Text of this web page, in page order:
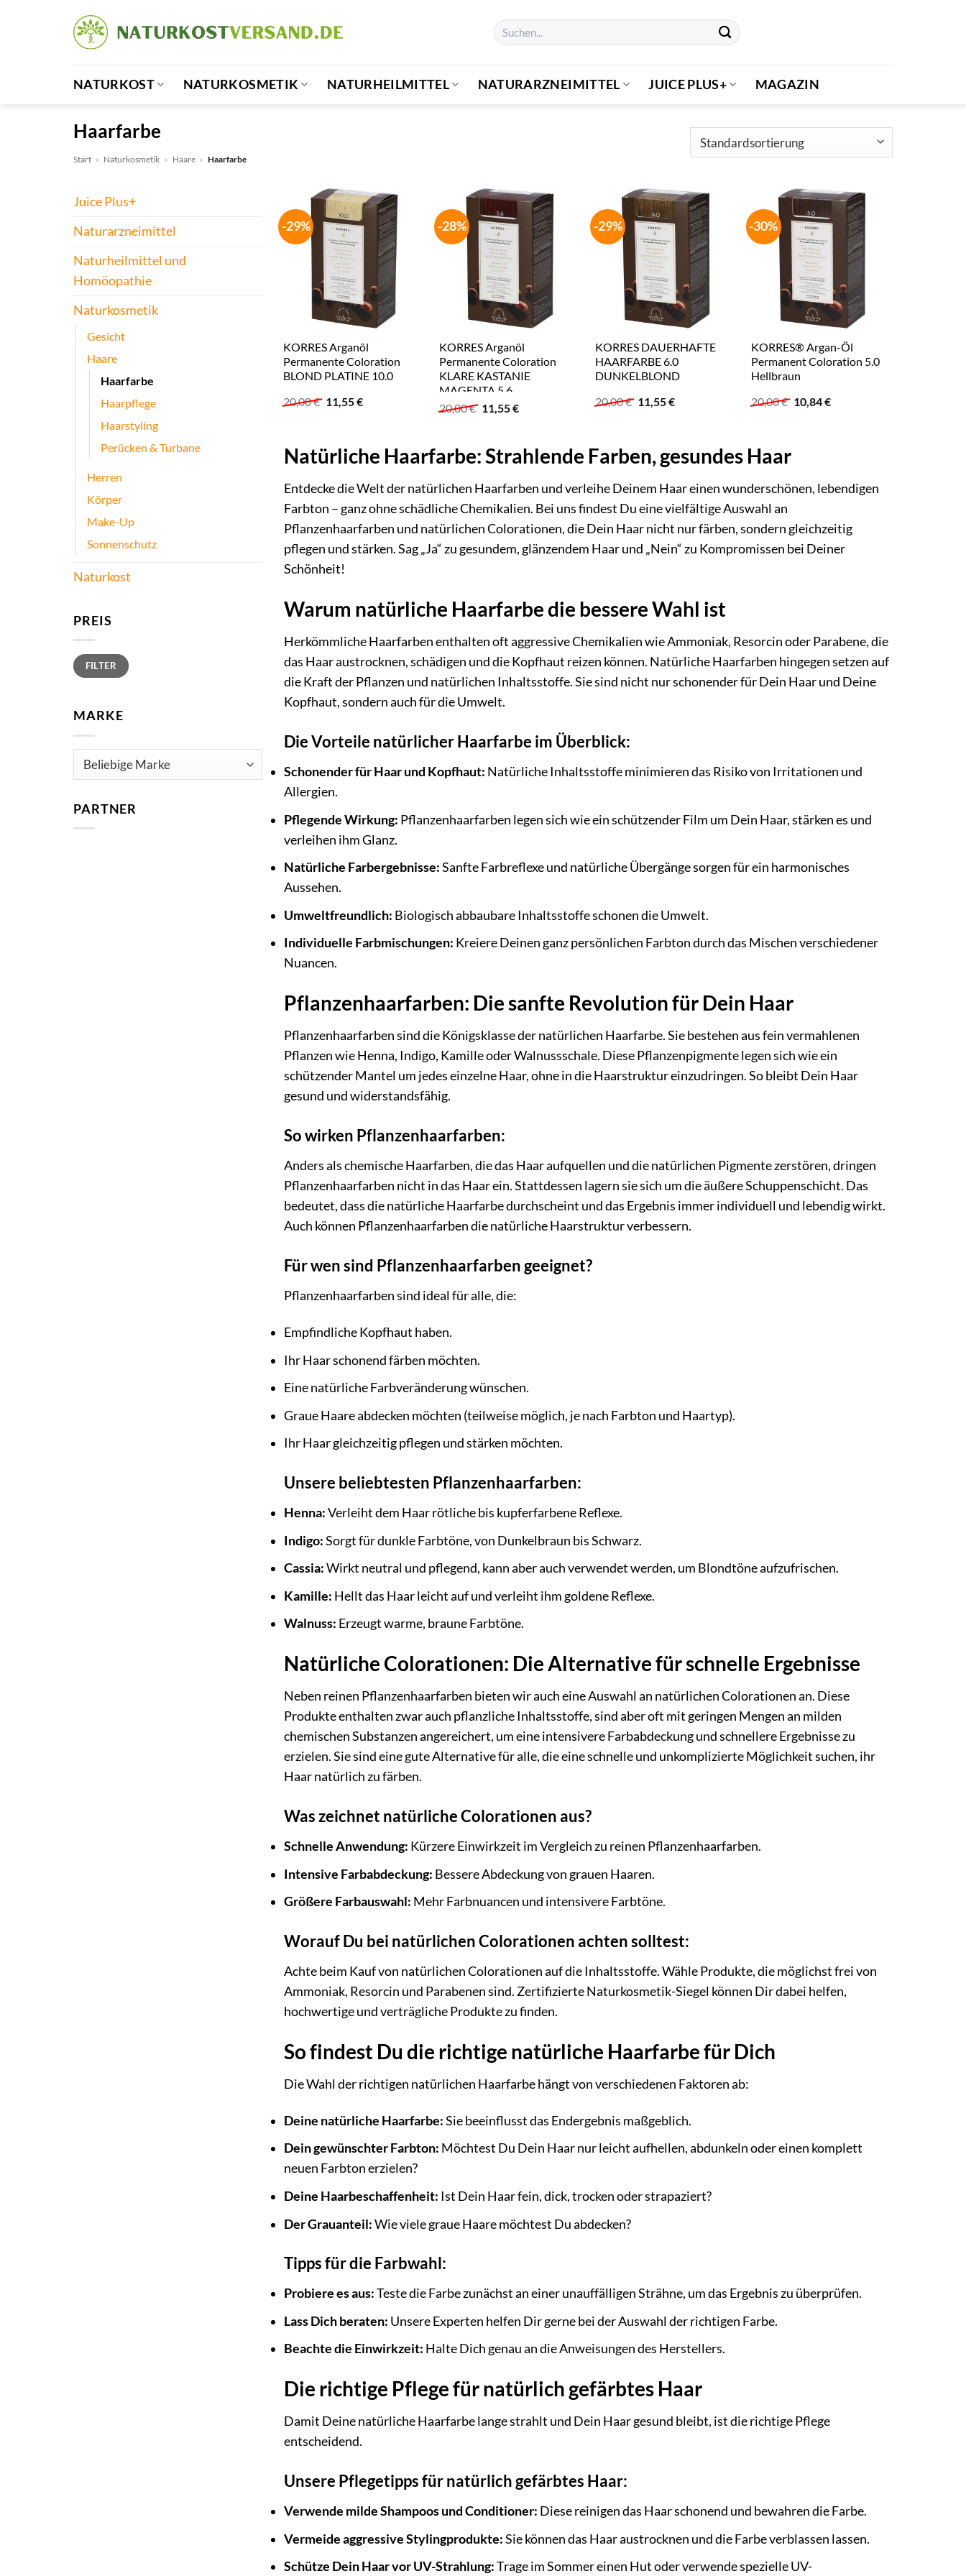
Suchen
nach:
NATURKOST NATURKOSMETIK NATURHEILMITTEL NATURARZNEIMITTEL JUICE PLUS+ MAGAZIN
Haarfarbe
Start » Naturkosmetik » Haare » Haarfarbe
Juice Plus+
Naturarzneimittel
Naturheilmittel und
Homöopathie
Naturkosmetik
Gesicht
Haare
Haarfarbe
Haarpflege
Haarstyling
Perücken & Turbane
Herren
Körper
Make-Up
Sonnenschutz
Naturkost
PREIS
Min.
Preis
Max.
PreisFILTER
MARKE
PARTNER
-29%
KORRES Arganöl
Permanente Coloration
BLOND PLATINE 10.0
20,00€ Ursprünglicher
Preis
11,55€Aktueller
-28%
KORRES Arganöl
Permanente Coloration
KLARE KASTANIE
MAGENTA 5.6
20,00€ Ursprünglicher
Preis
11,55€Aktueller
-29%
KORRES DAUERHAFTE
HAARFARBE 6.0
DUNKELBLOND
20,00€ Ursprünglicher
Preis
11,55€Aktueller
-30%
KORRES® Argan-Öl
Permanent Coloration 5.0
Hellbraun
20,00€ Ursprünglicher
Preis
10,84€Aktueller
Natürliche Haarfarbe: Strahlende Farben, gesundes Haar
Entdecke die Welt der natürlichen Haarfarben und verleihe Deinem Haar einen wunderschönen, lebendigen
Farbton – ganz ohne schädliche Chemikalien. Bei uns findest Du eine vielfältige Auswahl an
Pflanzenhaarfarben und natürlichen Colorationen, die Dein Haar nicht nur färben, sondern gleichzeitig
pflegen und stärken. Sag „Ja“ zu gesundem, glänzendem Haar und „Nein“ zu Kompromissen bei Deiner
Schönheit!
Warum natürliche Haarfarbe die bessere Wahl ist
Herkömmliche Haarfarben enthalten oft aggressive Chemikalien wie Ammoniak, Resorcin oder Parabene, die
das Haar austrocknen, schädigen und die Kopfhaut reizen können. Natürliche Haarfarben hingegen setzen auf
die Kraft der Pflanzen und natürlichen Inhaltsstoffe. Sie sind nicht nur schonender für Dein Haar und Deine
Kopfhaut, sondern auch für die Umwelt.
Die Vorteile natürlicher Haarfarbe im Überblick:
Schonender für Haar und Kopfhaut: Natürliche Inhaltsstoffe minimieren das Risiko von Irritationen und
Allergien.
Pflegende Wirkung: Pflanzenhaarfarben legen sich wie ein schützender Film um Dein Haar, stärken es und
verleihen ihm Glanz.
Natürliche Farbergebnisse:Sanfte Farbreflexe und natürliche Übergänge sorgen für ein harmonisches
Aussehen.
Umweltfreundlich: Biologisch abbaubare Inhaltsstoffe schonen die Umwelt.
Individuelle Farbmischungen: Kreiere Deinen ganz persönlichen Farbton durch das Mischen verschiedener
Nuancen.
Pflanzenhaarfarben: Die sanfte Revolution für Dein Haar
Pflanzenhaarfarben sind die Königsklasse der natürlichen Haarfarbe. Sie bestehen aus fein vermahlenen
Pflanzen wie Henna, Indigo, Kamille oder Walnussschale. Diese Pflanzenpigmente legen sich wie ein
schützender Mantel um jedes einzelne Haar, ohne in die Haarstruktur einzudringen. So bleibt Dein Haar
gesund und widerstandsfähig.
So wirken Pflanzenhaarfarben:
Anders als chemische Haarfarben, die das Haar aufquellen und die natürlichen Pigmente zerstören, dringen
Pflanzenhaarfarben nicht in das Haar ein. Stattdessen lagern sie sich um die äußere Schuppenschicht. Das
bedeutet, dass die natürliche Haarfarbe durchscheint und das Ergebnis immer individuell und lebendig wirkt.
Auch können Pflanzenhaarfarben die natürliche Haarstruktur verbessern.
Für wen sind Pflanzenhaarfarben geeignet?
Pflanzenhaarfarben sind ideal für alle, die:
Empfindliche Kopfhaut haben.
Ihr Haar schonend färben möchten.
Eine natürliche Farbveränderung wünschen.
Graue Haare abdecken möchten (teilweise möglich, je nach Farbton und Haartyp).
Ihr Haar gleichzeitig pflegen und stärken möchten.
Unsere beliebtesten Pflanzenhaarfarben:
Henna:Verleiht dem Haar rötliche bis kupferfarbene Reflexe.
Indigo:Sorgt für dunkle Farbtöne, von Dunkelbraun bis Schwarz.
Cassia:Wirkt neutral und pflegend, kann aber auch verwendet werden, um Blondtöne aufzufrischen.
Kamille: Hellt das Haar leicht auf und verleiht ihm goldene Reflexe.
Walnuss: Erzeugt warme, braune Farbtöne.
Natürliche Colorationen: Die Alternative für schnelle Ergebnisse
Neben reinen Pflanzenhaarfarben bieten wir auch eine Auswahl an natürlichen Colorationen an. Diese
Produkte enthalten zwar auch pflanzliche Inhaltsstoffe, sind aber oft mit geringen Mengen an milden
chemischen Substanzen angereichert, um eine intensivere Farbabdeckung und schnellere Ergebnisse zu
erzielen. Sie sind eine gute Alternative für alle, die eine schnelle und unkomplizierte Möglichkeit suchen, ihr
Haar natürlich zu färben.
Was zeichnet natürliche Colorationen aus?
Schnelle Anwendung: Kürzere Einwirkzeit im Vergleich zu reinen Pflanzenhaarfarben.
Intensive Farbabdeckung: Bessere Abdeckung von grauen Haaren.
Größere Farbauswahl: Mehr Farbnuancen und intensivere Farbtöne.
Worauf Du bei natürlichen Colorationen achten solltest:
Achte beim Kauf von natürlichen Colorationen auf die Inhaltsstoffe. Wähle Produkte, die möglichst frei von
Ammoniak, Resorcin und Parabenen sind. Zertifizierte Naturkosmetik-Siegel können Dir dabei helfen,
hochwertige und verträgliche Produkte zu finden.
So findest Du die richtige natürliche Haarfarbe für Dich
Die Wahl der richtigen natürlichen Haarfarbe hängt von verschiedenen Faktoren ab:
Deine natürliche Haarfarbe:Sie beeinflusst das Endergebnis maßgeblich.
Dein gewünschter Farbton: Möchtest Du Dein Haar nur leicht aufhellen, abdunkeln oder einen komplett
neuen Farbton erzielen?
Deine Haarbeschaffenheit: Ist Dein Haar fein, dick, trocken oder strapaziert?
Der Grauanteil:Wie viele graue Haare möchtest Du abdecken?
Tipps für die Farbwahl:
Probiere es aus:Teste die Farbe zunächst an einer unauffälligen Strähne, um das Ergebnis zu überprüfen.
Lass Dich beraten: Unsere Experten helfen Dir gerne bei der Auswahl der richtigen Farbe.
Beachte die Einwirkzeit: Halte Dich genau an die Anweisungen des Herstellers.
Die richtige Pflege für natürlich gefärbtes Haar
Damit Deine natürliche Haarfarbe lange strahlt und Dein Haar gesund bleibt, ist die richtige Pflege
entscheidend.
Unsere Pflegetipps für natürlich gefärbtes Haar:
Verwende milde Shampoos und Conditioner: Diese reinigen das Haar schonend und bewahren die Farbe.
Vermeide aggressive Stylingprodukte:Sie können das Haar austrocknen und die Farbe verblassen lassen.
Schütze Dein Haar vor UV-Strahlung:Trage im Sommer einen Hut oder verwende spezielle UV-